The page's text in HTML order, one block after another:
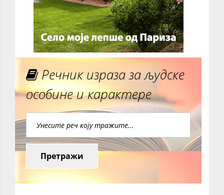
Речник израза за људске
особине и карактере
Претражи